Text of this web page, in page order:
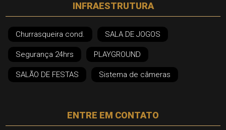
INFRAESTRUTURA
Churrasqueira cond. SALA DE JOGOS
Segurança 24hrs PLAYGROUND
SALÃO DE FESTAS Sistema de câmeras
ENTRE EM CONTATO